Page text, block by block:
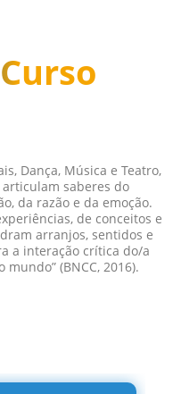
Dança, Música e Teatro,
saberes do
da razão e da emoção.
de conceitos e
arranjos, sentidos e
a interação crítica do/a
(BNCC, 2016).